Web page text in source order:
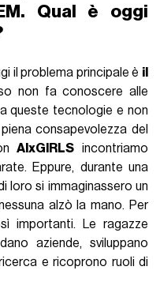
Qual è oggi
il problema principale è il
non fa conoscere alle
queste tecnologie e non
consapevolezza del
AIxGIRLS incontriamo
Eppure, durante una
loro si immaginassero un
alzò la mano. Per
importanti. Le ragazze
aziende, sviluppano
e ricoprono ruoli di